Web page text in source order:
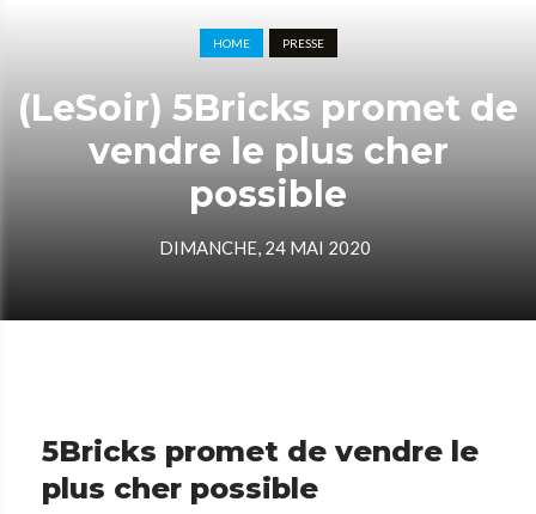
HOME PRESSE
(LeSoir) 5Bricks promet de
vendre le plus cher
possible
DIMANCHE, 24 MAI 2020
5Bricks promet de vendre le
plus cher possible